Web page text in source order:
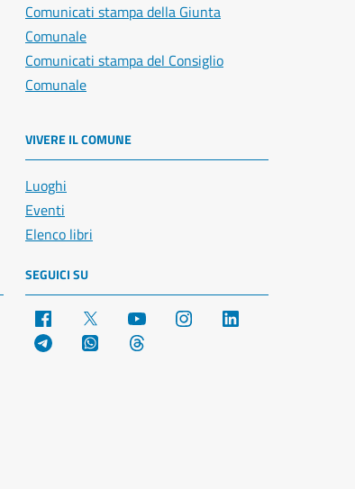
Comunicati stampa della Giunta
Comunale
Comunicati stampa del Consiglio
Comunale
VIVERE IL COMUNE
Luoghi
Eventi
Elenco libri
SEGUICI SU
Facebook YouTube Instagram
Telegram WhatsApp